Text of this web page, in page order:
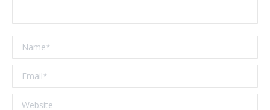
Name *
Email *
Website